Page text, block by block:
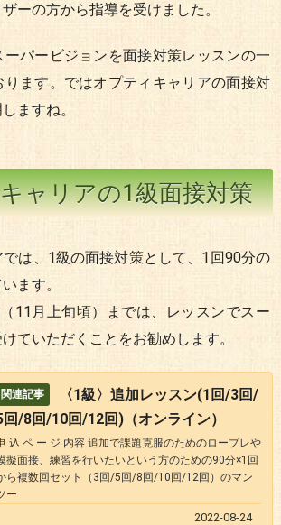
ーの方から指導を受けました。
ーパービジョンを面接対策レッスンの一
ます。ではオプティキャリアの面接対
ますね。
ャリアの1級面接対策
は、1級の面接対策として、1回90分の
ます。
11月上旬頃）までは、レッスンでスー
ていただくことをお勧めします。
〈1級〉追加レッスン(1回/3回/
回/8回/10回/12回)（オンライン）
込 ペ ー ジ 内容 追加で課題克服のためのロープレや
擬面接、練習を行いたいという方のための90分×1回
ら複数回セット（3回/5回/8回/10回/12回）のマン
ー
2022-08-24